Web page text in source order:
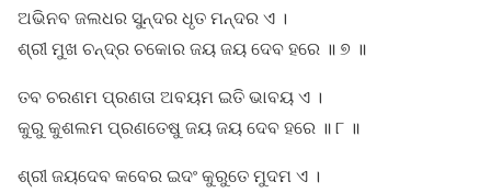
ଅଭିନବ ଜଲଧର ସୁନ୍ଦର ଧୃତ ମନ୍ଦର ଏ ।
ଶ୍ରୀ ମୁଖ ଚନ୍ଦ୍ର ଚକୋର ଜୟ ଜୟ ଦେବ ହରେ ॥ ୭ ॥
ତବ ଚରଣମ ପ୍ରଣତା ଅବୟମ ଇତି ଭାବୟ ଏ ।
କୁରୁ କୁଶଲମ ପ୍ରଣତେଷୁ ଜୟ ଜୟ ଦେବ ହରେ ॥ ୮ ॥
ଶ୍ରୀ ଜୟଦେବ କବେର ଇଦଂ କୁରୁତେ ମୁଦମ ଏ ।